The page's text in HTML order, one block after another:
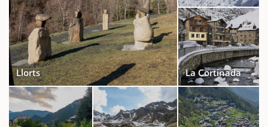
Llorts La Cortinada